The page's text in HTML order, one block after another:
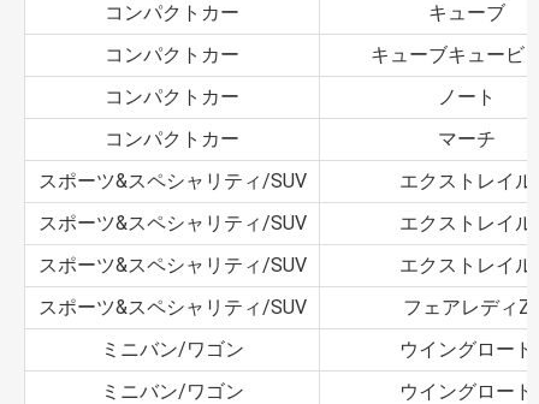
コンパクトカー
キューブ
コンパクトカー
キューブキュービ
コンパクトカー
ノート
コンパクトカー
マーチ
スポーツ&スペシャリティ/SUV
エクストレイル
スポーツ&スペシャリティ/SUV
エクストレイル
スポーツ&スペシャリティ/SUV
エクストレイル
スポーツ&スペシャリティ/SUV
フェアレディZ
ミニバン/ワゴン
ウイングロード
ミニバン/ワゴン
ウイングロード